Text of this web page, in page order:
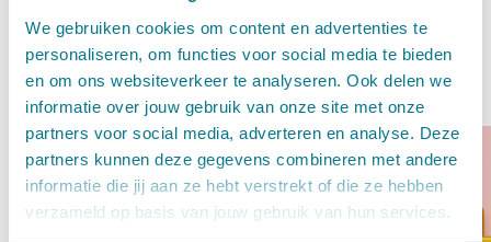
We gebruiken cookies om content en advertenties te
personaliseren, om functies voor social media te bieden
en om ons websiteverkeer te analyseren. Ook delen we
informatie over jouw gebruik van onze site met onze
partners voor social media, adverteren en analyse. Deze
partners kunnen deze gegevens combineren met andere
informatie die jij aan ze hebt verstrekt of die ze hebben
verzameld op basis van jouw gebruik van hun services.
valuta, ideaal voor internationale webshops.